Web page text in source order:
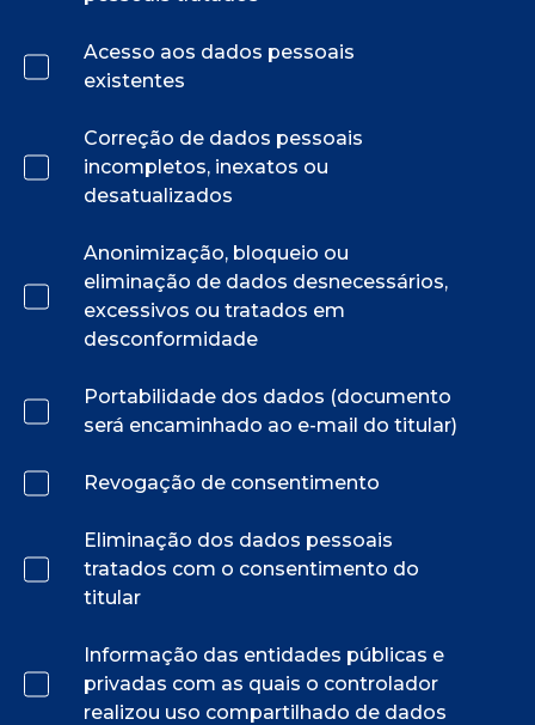
Acesso aos dados pessoais
existentes
Correção de dados pessoais
incompletos, inexatos ou
desatualizados
Anonimização, bloqueio ou
eliminação de dados desnecessários,
excessivos ou tratados em
desconformidade
Portabilidade dos dados (documento
será encaminhado ao e-mail do titular)
Revogação de consentimento
Eliminação dos dados pessoais
tratados com o consentimento do
titular
Informação das entidades públicas e
privadas com as quais o controlador
realizou uso compartilhado de dados